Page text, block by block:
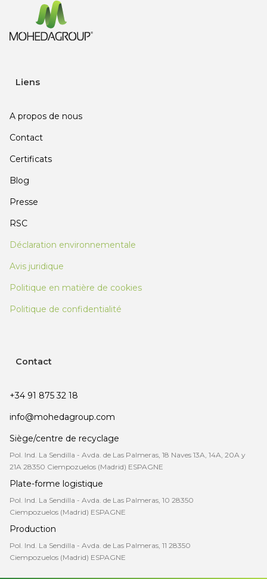
Liens
A propos de nous
Contact
Certificats
Blog
Presse
RSC
Déclaration environnementale
Avis juridique
Politique en matière de cookies
Politique de confidentialité
Contact
+34 91 875 32 18
info@mohedagroup.com
Siège/centre de recyclage
Pol. Ind. La Sendilla - Avda. de Las Palmeras, 18 Naves 13A, 14A, 20A y
21A 28350 Ciempozuelos (Madrid) ESPAGNE
Plate-forme logistique
Pol. Ind. La Sendilla - Avda. de Las Palmeras, 10 28350
Ciempozuelos (Madrid) ESPAGNE
Production
Pol. Ind. La Sendilla - Avda. de Las Palmeras, 11 28350
Ciempozuelos (Madrid) ESPAGNE